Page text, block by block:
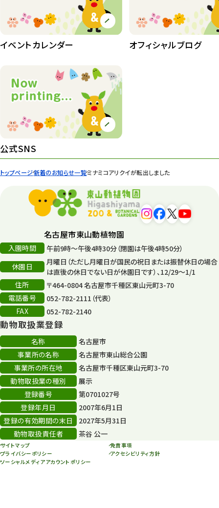
トップページ新着のお知らせ一覧ミナミコアリクイが転出しました
イベントカレンダー オフィシャルブログ
公式SNS
名古屋市東山動植物園
入園時間
午前9時～午後4時30分（閉園は午後4時50分）
休園日
月曜日（ただし月曜日が国民の祝日または振替休日の場合
は直後の休日でない日が休園日です）、12/29～1/1
住所
〒464-0804 名古屋市千種区東山元町3-70
電話番号
052-782-2111（代表）
FAX
052-782-2140
動物取扱業登録
名称
名古屋市
事業所の名称
名古屋市東山総合公園
事業所の所在地
名古屋市千種区東山元町3-70
動物取扱業の種別
展示
登録番号
第0701027号
登録年月日
2007年6月1日
登録の有効期間の末日
2027年5月31日
動物取扱責任者
茶谷 公一
サイトマップ
免責事項
プライバシーポリシー
アクセシビリティ方針
ソーシャルメディアアカウントポリシー